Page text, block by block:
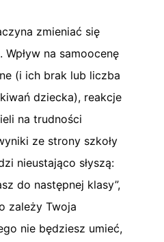
zmieniać się
na samoocenę
(i ich brak lub liczba
dziecka), reakcje
na trudności
ze strony szkoły
nieustająco słyszą:
do następnej klasy”,
zależy Twoja
nie będziesz umieć,